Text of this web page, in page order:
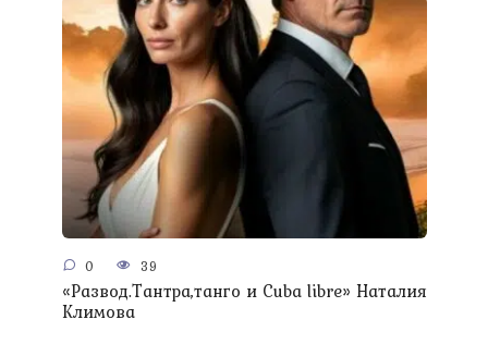
0 39
«Развод.Тантра,танго и Сuba libre» Наталия
Климова